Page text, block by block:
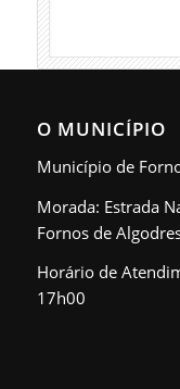
O MUNICÍPIO
Município de
Morada: Estrada
Fornos de
Horário de
17h00